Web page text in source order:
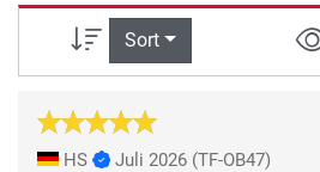
Sort
HS Juli 2026 (TF-OB47)